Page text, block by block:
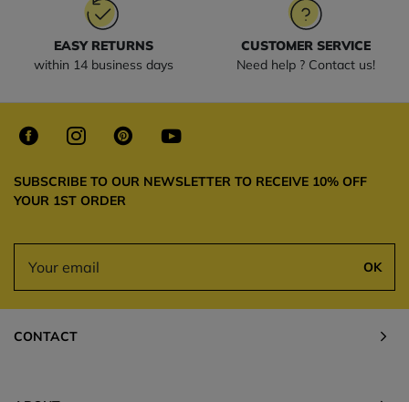
EASY RETURNS
within 14 business days
CUSTOMER SERVICE
Need help ? Contact us!
SUBSCRIBE TO OUR NEWSLETTER TO RECEIVE 10% OFF
YOUR 1ST ORDER
OK
CONTACT